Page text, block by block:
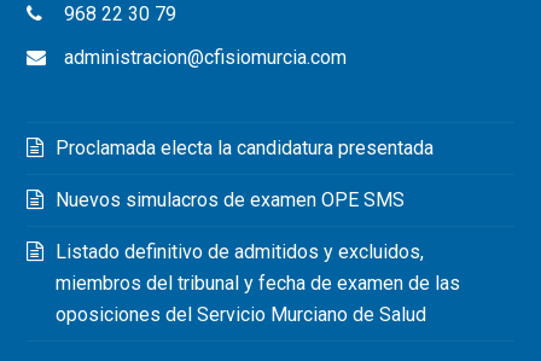
968 22 30 79
administracion@cfisiomurcia.com
Proclamada electa la candidatura presentada
Nuevos simulacros de examen OPE SMS
Listado definitivo de admitidos y excluidos,
miembros del tribunal y fecha de examen de las
oposiciones del Servicio Murciano de Salud